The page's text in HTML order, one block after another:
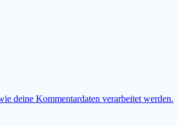
deine Kommentardaten verarbeitet werden.